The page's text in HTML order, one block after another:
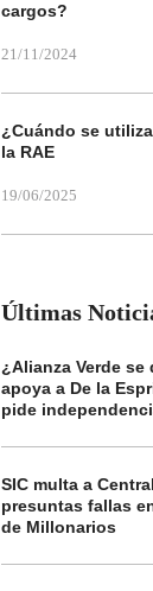
cargos?
21/11/2024
¿Cuándo se
la RAE
19/06/2025
Últimas
¿Alianza Verde
apoya a De la
pide
SIC multa a
presuntas fallas
de Millonarios